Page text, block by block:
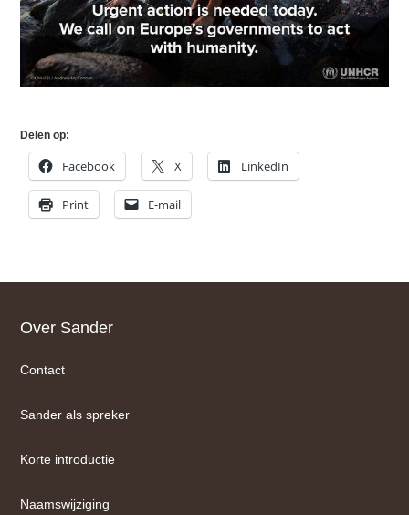
Delen op:
Facebook X LinkedIn
Print E-mail
Footer
Over Sander
Contact
Sander als spreker
Korte introductie
Naamswijziging